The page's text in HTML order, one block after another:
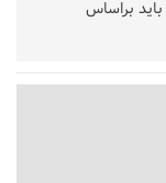
باید براساس